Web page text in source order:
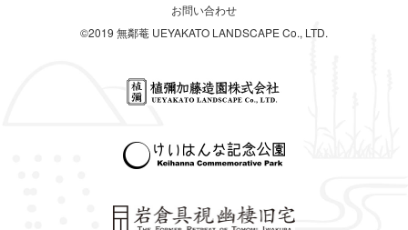
お問い合わせ
©2019 無鄰菴 UEYAKATO LANDSCAPE Co., LTD.